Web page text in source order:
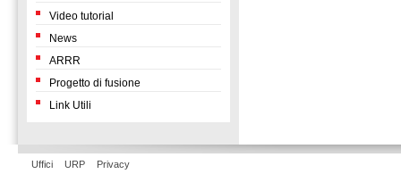
Video tutorial
News
ARRR
Progetto di fusione
Link Utili
Uffici URP Privacy